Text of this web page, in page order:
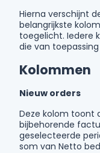
Hierna verschijnt
belangrijkste
toegelicht. Iedere
die van
Kolommen
Nieuw orders
Deze kolom toont
bijbehorende
geselecteerde
som van Netto